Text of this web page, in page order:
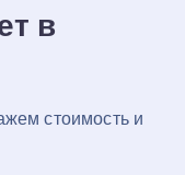
в
стоимость и